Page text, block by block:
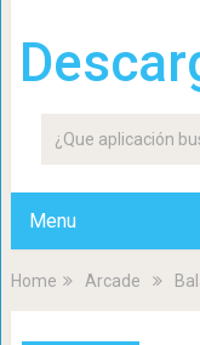
Menu
Home Arcade